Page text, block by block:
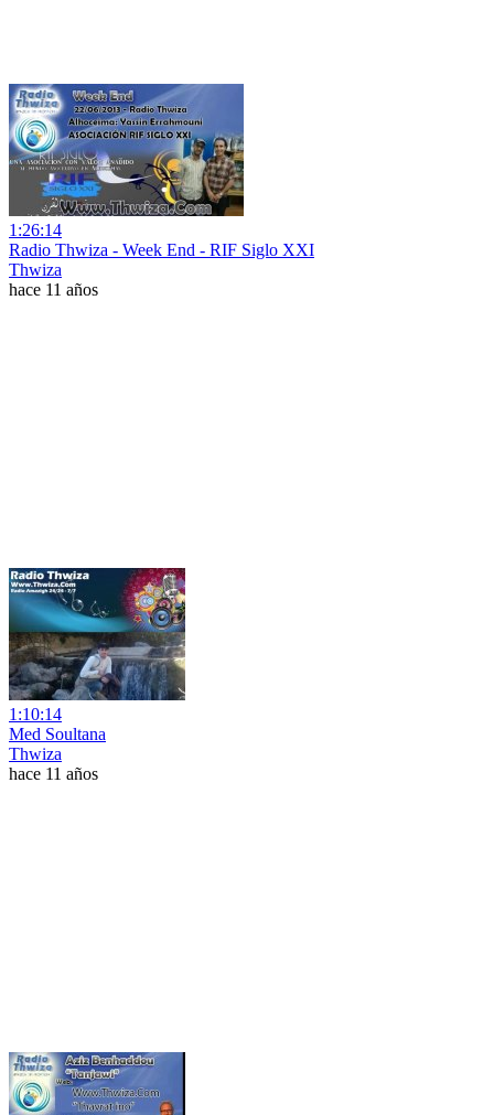
1:26:14
Radio Thwiza - Week End - RIF Siglo XXI
Thwiza
hace 11 años
1:10:14
Med Soultana
Thwiza
hace 11 años